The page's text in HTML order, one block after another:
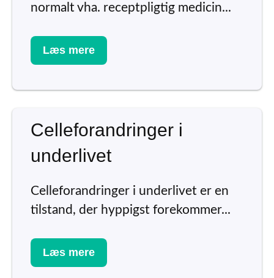
normalt vha. receptpligtig medicin...
Læs mere
Celleforandringer i
underlivet
Celleforandringer i underlivet er en
tilstand, der hyppigst forekommer...
Læs mere